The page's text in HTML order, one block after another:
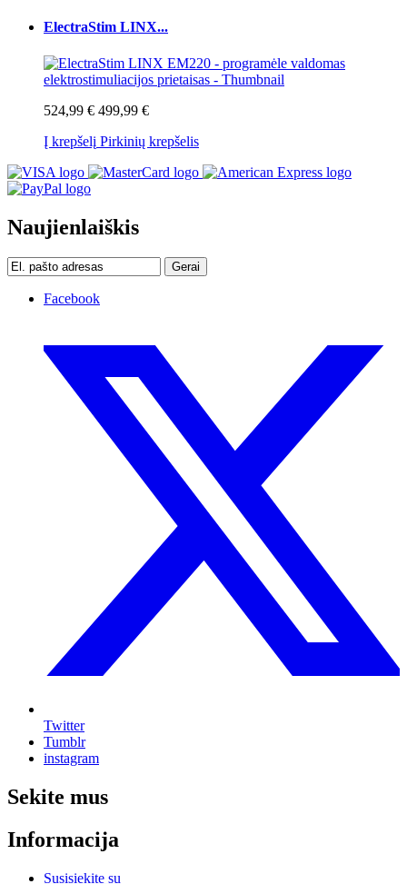
ElectraStim LINX...
524,99 € 499,99 €
Į krepšelį Pirkinių krepšelis
Naujienlaiškis
Gerai
Facebook
Twitter
Tumblr
instagram
Sekite mus
Informacija
Susisiekite su